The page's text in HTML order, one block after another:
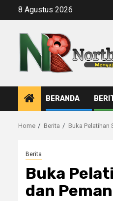
8 Agustus 2026
BERANDA
Home Berita Buka Pelatihan
Berita
Buka
dan